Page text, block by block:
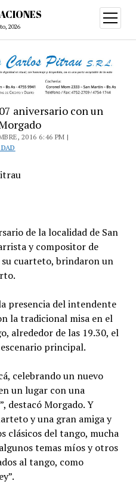
2026
abrir
menú
aniversario con un
2016 6:46 PM |
de la localidad de San
y compositor de
cuarteto, brindaron un
presencia del intendente
la tradicional misa en el
alrededor de las 19.30, el
principal.
celebrando un nuevo
un lugar con una
destacó Morgado. Y
y una gran amiga y
clásicos del tango, mucha
temas míos y otros
al tango, como